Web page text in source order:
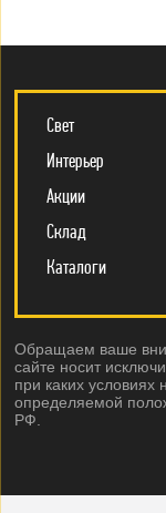
Свет
Интерьер
Акции
Склад
Каталоги
Обращаем ваше
сайте носит
при каких условиях
определяемой
РФ.